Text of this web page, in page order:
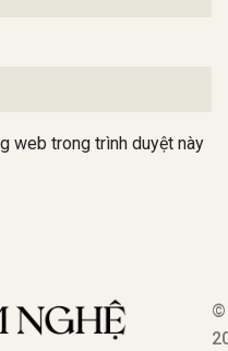
web trong trình duyệt này
©